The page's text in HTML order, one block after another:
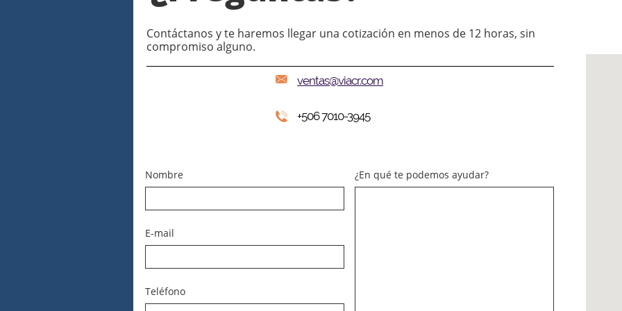
Nombre
E-mail
Teléfono
¿En qué te podemos ayudar?
Contáctanos y te haremos llegar una cotización en menos de 12 horas, sin
compromiso alguno.

 +506 7010-3945
ventas@viacr.com